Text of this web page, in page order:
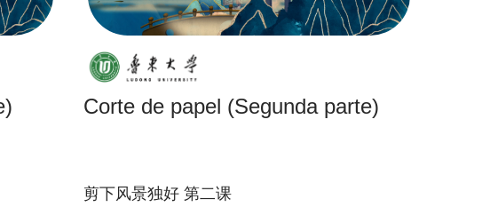
Corte de papel (Segunda parte)
剪下风景独好 第二课